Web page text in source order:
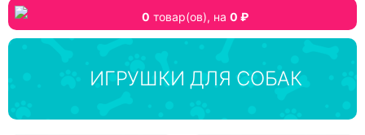
0 товар(ов), на 0 ₽
ИГРУШКИ ДЛЯ СОБАК